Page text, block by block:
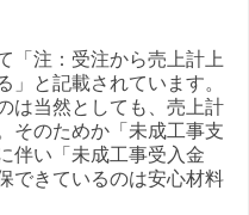
「注：受注から売上計上
」と記載されています。
は当然としても、売上計
そのためか「未成工事支
伴い「未成工事受入金
できているのは安心材料